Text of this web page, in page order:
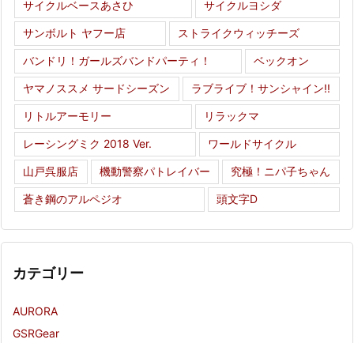
サイクルベースあさひ サイクルヨシダ
サンボルト ヤフー店 ストライクウィッチーズ
バンドリ！ガールズバンドパーティ！ ベックオン
ヤマノススメ サードシーズン ラブライブ！サンシャイン!!
リトルアーモリー リラックマ
レーシングミク 2018 Ver. ワールドサイクル
山戸呉服店 機動警察パトレイバー 究極！ニパ子ちゃん
蒼き鋼のアルペジオ 頭文字D
カテゴリー
AURORA
GSRGear